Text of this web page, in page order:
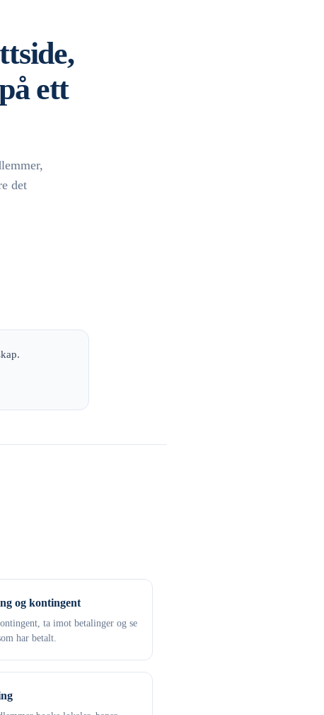
ett
det
og kontingent
ta imot betalinger og se
har betalt.